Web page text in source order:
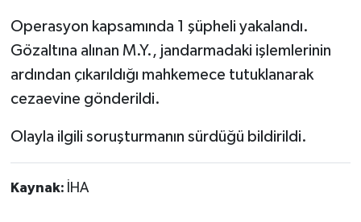
Operasyon kapsamında 1 şüpheli yakalandı.
Gözaltına alınan M.Y., jandarmadaki işlemlerinin
ardından çıkarıldığı mahkemece tutuklanarak
cezaevine gönderildi.
Olayla ilgili soruşturmanın sürdüğü bildirildi.
Kaynak: İHA